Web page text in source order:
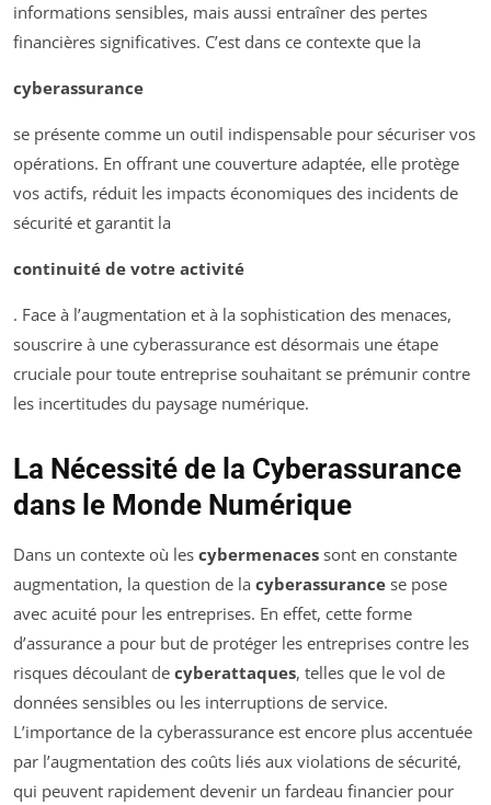
informations sensibles, mais aussi entraîner des pertes
financières significatives. C’est dans ce contexte que la
cyberassurance
se présente comme un outil indispensable pour sécuriser vos
opérations. En offrant une couverture adaptée, elle protège
vos actifs, réduit les impacts économiques des incidents de
sécurité et garantit la
continuité de votre activité
. Face à l’augmentation et à la sophistication des menaces,
souscrire à une cyberassurance est désormais une étape
cruciale pour toute entreprise souhaitant se prémunir contre
les incertitudes du paysage numérique.
La Nécessité de la Cyberassurance
dans le Monde Numérique
Dans un contexte où les cybermenaces sont en constante
augmentation, la question de la cyberassurance se pose
avec acuité pour les entreprises. En effet, cette forme
d’assurance a pour but de protéger les entreprises contre les
risques découlant de cyberattaques, telles que le vol de
données sensibles ou les interruptions de service.
L’importance de la cyberassurance est encore plus accentuée
par l’augmentation des coûts liés aux violations de sécurité,
qui peuvent rapidement devenir un fardeau financier pour